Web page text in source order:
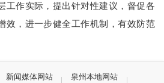
工作实际， 提出针对性建议，督促各
效，进一步健全工作机制
，有效防范
新闻媒体网站 泉州本地网站